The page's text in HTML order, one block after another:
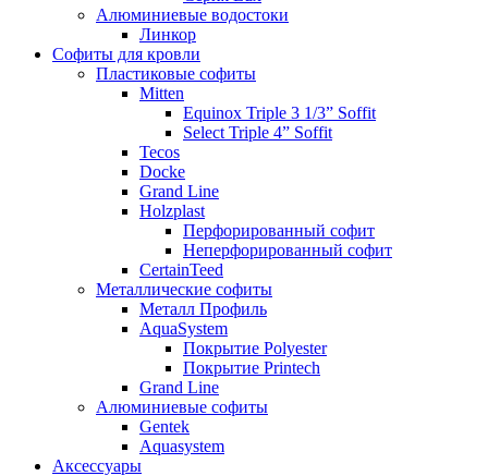
Алюминиевые водостоки
Линкор
Софиты для кровли
Пластиковые софиты
Mitten
Equinox Triple 3 1/3” Soffit
Select Triple 4” Soffit
Tecos
Docke
Grand Line
Holzplast
Перфорированный софит
Неперфорированный софит
CertainTeed
Металлические софиты
Металл Профиль
AquaSystem
Покрытие Polyester
Покрытие Printech
Grand Line
Алюминиевые софиты
Gentek
Aquasystem
Аксессуары